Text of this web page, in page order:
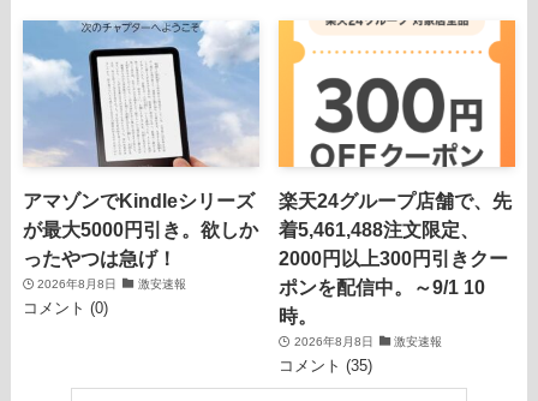
アマゾンでKindleシリーズ
が最大5000円引き。欲しか
ったやつは急げ！
2026年8月8日 激安速報
コメント (0)
楽天24グループ店舗で、先
着5,461,488注文限定、
2000円以上300円引きクー
ポンを配信中。～9/1 10
時。
2026年8月8日 激安速報
コメント (35)